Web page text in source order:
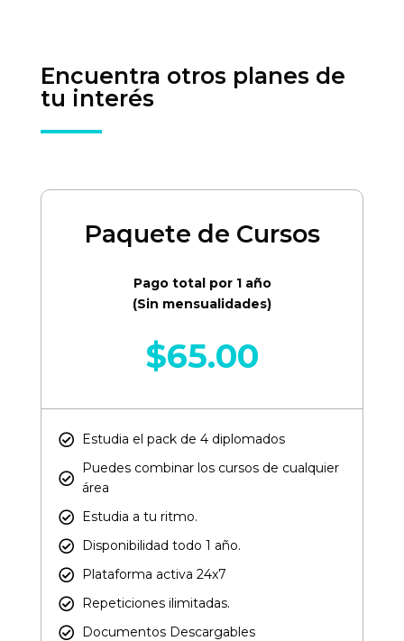
Encuentra otros planes de
tu interés
Paquete de Cursos
Pago total por 1 año
(Sin mensualidades)
$65.00
Estudia el pack de 4 diplomados
Puedes combinar los cursos de cualquier
área​
Estudia a tu ritmo.
Disponibilidad todo 1 año.
Plataforma activa 24x7
Repeticiones ilimitadas.
Documentos Descargables